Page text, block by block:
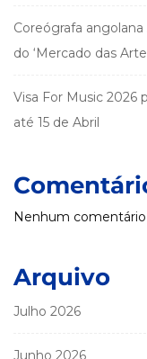
Coreógrafa
do ‘Mercado das
Visa For Music 2026
até 15 de Abril
Nenhum comentário
Arquivo
Julho 2026
Junho 2026